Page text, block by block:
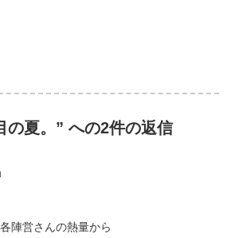
の夏。” への2件の返信
陣営さんの熱量から